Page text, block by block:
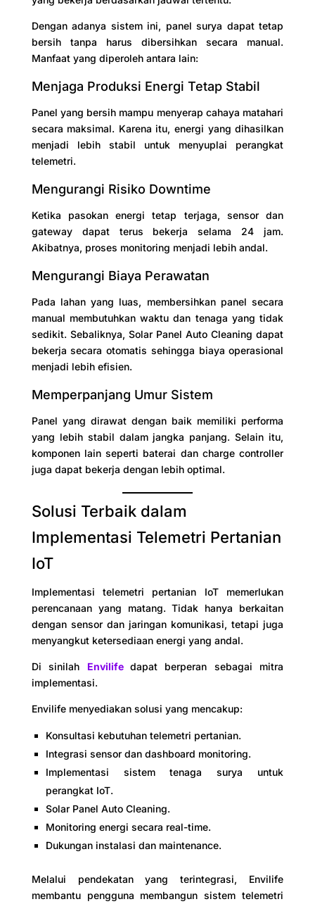
Dengan adanya sistem ini, panel surya dapat tetap
bersih tanpa harus dibersihkan secara manual.
Manfaat yang diperoleh antara lain:
Menjaga Produksi Energi Tetap Stabil
Panel yang bersih mampu menyerap cahaya matahari
secara maksimal. Karena itu, energi yang dihasilkan
menjadi lebih stabil untuk menyuplai perangkat
telemetri.
Mengurangi Risiko Downtime
Ketika pasokan energi tetap terjaga, sensor dan
gateway dapat terus bekerja selama 24 jam.
Akibatnya, proses monitoring menjadi lebih andal.
Mengurangi Biaya Perawatan
Pada lahan yang luas, membersihkan panel secara
manual membutuhkan waktu dan tenaga yang tidak
sedikit. Sebaliknya, Solar Panel Auto Cleaning dapat
bekerja secara otomatis sehingga biaya operasional
menjadi lebih efisien.
Memperpanjang Umur Sistem
Panel yang dirawat dengan baik memiliki performa
yang lebih stabil dalam jangka panjang. Selain itu,
komponen lain seperti baterai dan charge controller
juga dapat bekerja dengan lebih optimal.
Solusi Terbaik dalam
Implementasi Telemetri Pertanian
IoT
Implementasi telemetri pertanian IoT memerlukan
perencanaan yang matang. Tidak hanya berkaitan
dengan sensor dan jaringan komunikasi, tetapi juga
menyangkut ketersediaan energi yang andal.
Di sinilah Envilife dapat berperan sebagai mitra
implementasi.
Envilife menyediakan solusi yang mencakup:
Konsultasi kebutuhan telemetri pertanian.
Integrasi sensor dan dashboard monitoring.
Implementasi sistem tenaga surya untuk
perangkat IoT.
Solar Panel Auto Cleaning.
Monitoring energi secara real-time.
Dukungan instalasi dan maintenance.
Melalui pendekatan yang terintegrasi, Envilife
membantu pengguna membangun sistem telemetri